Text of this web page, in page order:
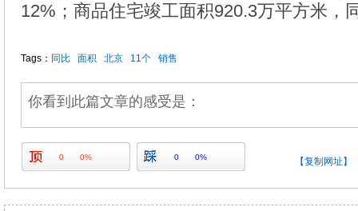
12%；商品住宅竣工面积920.3万平方米，
Tags： 同比 面积 北京 11个 销售
你看到此篇文章的感受是：
0 0% 0 0% 【复制网址】